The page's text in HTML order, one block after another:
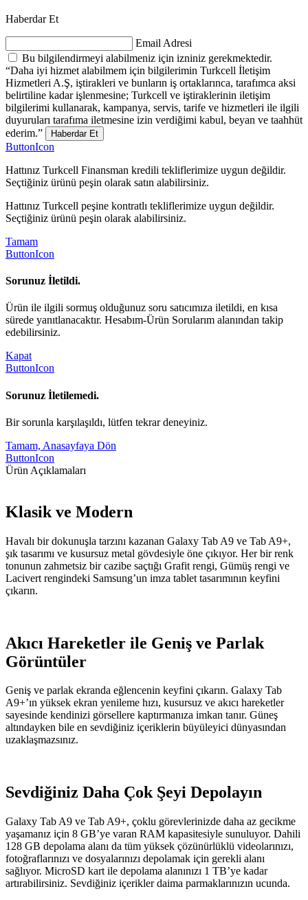
Haberdar Et
Email Adresi
Bu bilgilendirmeyi alabilmeniz için izniniz gerekmektedir.
“Daha iyi hizmet alabilmem için bilgilerimin Turkcell İletişim
Hizmetleri A.Ş, iştirakleri ve bunların iş ortaklarınca, tarafımca aksi
belirtiline kadar işlenmesine; Turkcell ve iştiraklerinin iletişim
bilgilerimi kullanarak, kampanya, servis, tarife ve hizmetleri ile ilgili
duyuruları tarafıma iletmesine izin verdiğimi kabul, beyan ve taahhüt
ederim.”
Haberdar Et
ButtonIcon
Hattınız Turkcell Finansman kredili tekliflerimize uygun değildir.
Seçtiğiniz ürünü peşin olarak satın alabilirsiniz.
Hattınız Turkcell peşine kontratlı tekliflerimize uygun değildir.
Seçtiğiniz ürünü peşin olarak alabilirsiniz.
Tamam
ButtonIcon
Sorunuz İletildi.
Ürün ile ilgili sormuş olduğunuz soru satıcımıza iletildi, en kısa
sürede yanıtlanacaktır. Hesabım-Ürün Sorularım alanından takip
edebilirsiniz.
Kapat
ButtonIcon
Sorunuz İletilemedi.
Bir sorunla karşılaşıldı, lütfen tekrar deneyiniz.
Tamam, Anasayfaya Dön
ButtonIcon
Ürün Açıklamaları
Klasik ve Modern
Havalı bir dokunuşla tarzını kazanan Galaxy Tab A9 ve Tab A9+,
şık tasarımı ve kusursuz metal gövdesiyle öne çıkıyor. Her bir renk
tonunun zahmetsiz bir cazibe saçtığı Grafit rengi, Gümüş rengi ve
Lacivert rengindeki Samsung’un imza tablet tasarımının keyfini
çıkarın.
Akıcı Hareketler ile Geniş ve Parlak
Görüntüler
Geniş ve parlak ekranda eğlencenin keyfini çıkarın. Galaxy Tab
A9+’ın yüksek ekran yenileme hızı, kusursuz ve akıcı hareketler
sayesinde kendinizi görsellere kaptırmanıza imkan tanır. Güneş
altındayken bile en sevdiğiniz içeriklerin büyüleyici dünyasından
uzaklaşmazsınız.
Sevdiğiniz Daha Çok Şeyi Depolayın
Galaxy Tab A9 ve Tab A9+, çoklu görevlerinizde daha az gecikme
yaşamanız için 8 GB’ye varan RAM kapasitesiyle sunuluyor. Dahili
128 GB depolama alanı da tüm yüksek çözünürlüklü videolarınızı,
fotoğraflarınızı ve dosyalarınızı depolamak için gerekli alanı
sağlıyor. MicroSD kart ile depolama alanınızı 1 TB’ye kadar
artırabilirsiniz. Sevdiğiniz içerikler daima parmaklarınızın ucunda.